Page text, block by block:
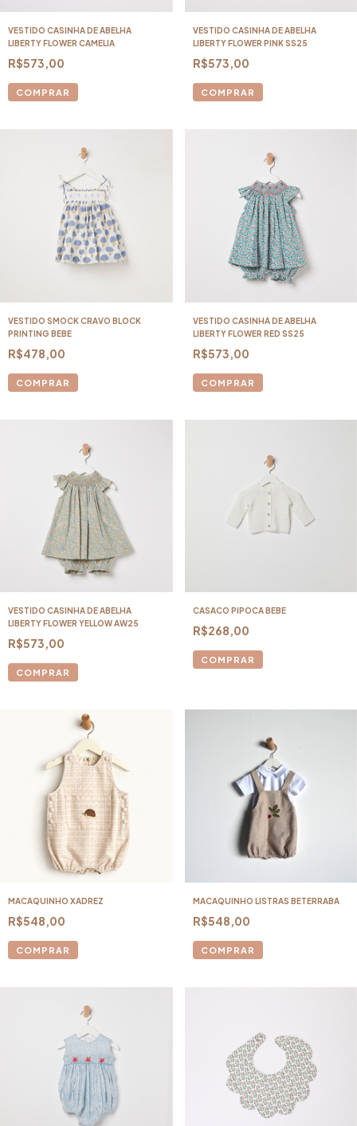
VESTIDO CASINHA DE ABELHA
LIBERTY FLOWER CAMELIA
R$573,00
COMPRAR
VESTIDO CASINHA DE ABELHA
LIBERTY FLOWER PINK SS25
R$573,00
COMPRAR
VESTIDO SMOCK CRAVO BLOCK
PRINTING BEBE
R$478,00
COMPRAR
VESTIDO CASINHA DE ABELHA
LIBERTY FLOWER RED SS25
R$573,00
COMPRAR
VESTIDO CASINHA DE ABELHA
LIBERTY FLOWER YELLOW AW25
R$573,00
COMPRAR
CASACO PIPOCA BEBE
R$268,00
COMPRAR
MACAQUINHO XADREZ
R$548,00
COMPRAR
MACAQUINHO LISTRAS BETERRABA
R$548,00
COMPRAR